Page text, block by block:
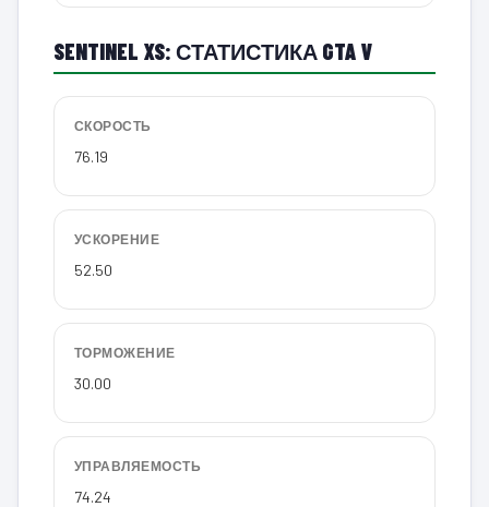
SENTINEL XS: СТАТИСТИКА GTA V
СКОРОСТЬ
76.19
УСКОРЕНИЕ
52.50
ТОРМОЖЕНИЕ
30.00
УПРАВЛЯЕМОСТЬ
74.24